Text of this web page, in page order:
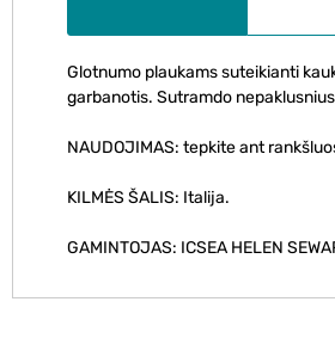
Glotnumo plaukams suteikianti
garbanotis. Sutramdo
NAUDOJIMAS: tepkite ant
KILMĖS ŠALIS: Italija.
GAMINTOJAS: ICSEA HELEN